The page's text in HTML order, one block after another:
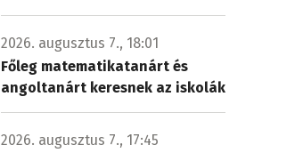
2026. augusztus 7., 18:01
Főleg matematikatanárt és
angoltanárt keresnek az iskolák
2026. augusztus 7., 17:45